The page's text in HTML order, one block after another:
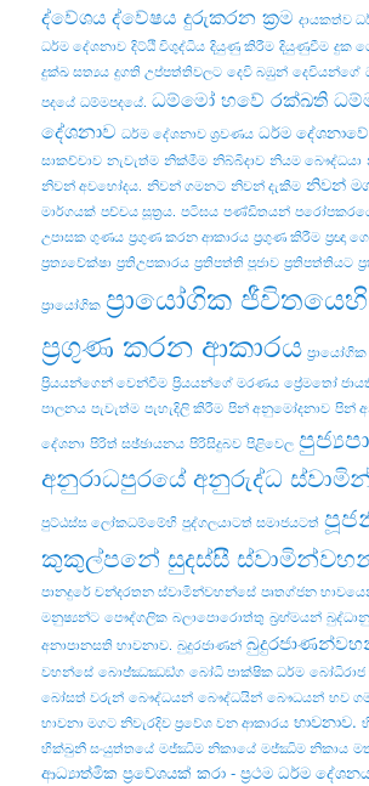
ද්වේශය ද්වේෂය දුරුකරන ක්‍රම දායකත්ව
ධර්ම දේශනාව දිට්ඨි විශුද්ධිය දියුණු කිරීම දියුණුවීම දුක
දුක්ඛ සත්‍යය දුගති උප්පත්තිවලට දෙවි බඹුන් දෙවියන්ගේ
පදයේ ධම්මපදයේ. ධම්මෝ හවේ රක්ඛති
දේශනාව ධර්ම දේශනාව ශ්‍රවණය ධර්ම දේශනාවේ
සාකච්චාව නැවැත්ම නික්මීම නිබ්බිදාව නියම බෞද්ධයා
නිවන් අවභෝදය. නිවන් ගමනට නිවන් දැකීම නිවන්
මාර්ගයක් පච්‌චය සූත්‍රය. පටිඝය පණ්ඩිතයන්
උපාසක ගුණය ප්‍රගුණ කරන ආකාරය ප්‍රගුණ කිරීම ප්‍රඥා
ප්‍රත්‍යවේක්ෂා ප්‍රතිඋපකාරය ප්‍රතිපත්ති පූජාව ප්‍රතිපත්තියට
ප්‍රායෝගික ප්‍රායෝගික
ප්‍රගුණ කරන ආකාරය
ප්‍රියයන්ගෙන් වෙන්වීම ප්‍රියයන්ගේ මරණය ප්‍රේමතෝ
පාලනය පැවැත්ම පැහැදිලි කිරීම පින් අනුමෝදනාව පින්
දේශනා පිරිත් සඡ්ඡායනය පිරිසිදුබව පිළිවෙල
අනුරාධපුරයේ අනුරුද්ධ
පුට්ඨස්ස ලෝකධම්මේහි පුද්ගලයාටත් සමාජයටත්
කුකුල්පනේ සුදස්සී
පානදුරේ චන්දරතන ස්වාමින්වහන්සේ පෘතග්ජන
මනුෂ්‍යන්ට පෞද්ගලික බලාපොරොත්තු බ්‍රහ්මයන්
අනාපානසති භාවනාව. බුදුරජාණන්
වහන්සේ බොජ‍්ඣඣඞ‍්ග බෝධි පාක්ෂික ධර්ම
බෝසත් වරුන් බෞද්ධයන් බෞද්ධයින් බෞධයන් භව
භාවනා මගට නිවැරදිව ප්‍රවේශ වන ආකාරය භාවනාව.
භික්‌ඛුනී සංයුත්‌තයේ මජ්ඣිම නිකායේ මජ්‌ඣිම නිකාය
ආධ්‍යාත්මික ප්‍රවේශයක් කරා - ප්‍රථම ධර්ම